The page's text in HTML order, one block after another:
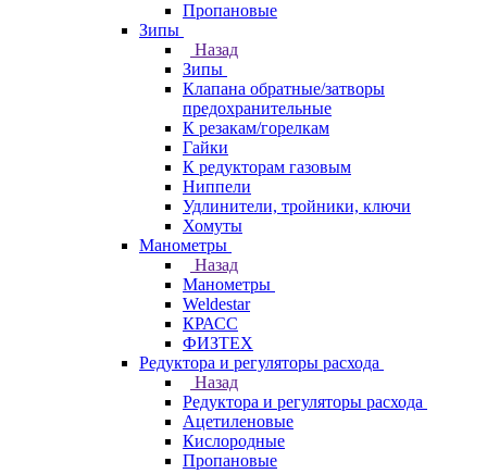
Пропановые
Зипы
Назад
Зипы
Клапана обратные/затворы
предохранительные
К резакам/горелкам
Гайки
К редукторам газовым
Ниппели
Удлинители, тройники, ключи
Хомуты
Манометры
Назад
Манометры
Weldestar
КРАСС
ФИЗТЕХ
Редуктора и регуляторы расхода
Назад
Редуктора и регуляторы расхода
Ацетиленовые
Кислородные
Пропановые